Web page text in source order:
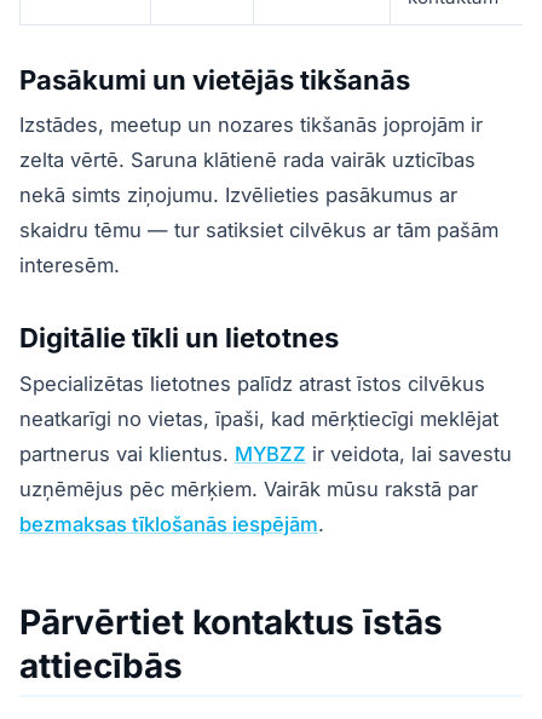
Pasākumi un vietējās tikšanās
Izstādes, meetup un nozares tikšanās joprojām ir
zelta vērtē. Saruna klātienē rada vairāk uzticības
nekā simts ziņojumu. Izvēlieties pasākumus ar
skaidru tēmu — tur satiksiet cilvēkus ar tām pašām
interesēm.
Digitālie tīkli un lietotnes
Specializētas lietotnes palīdz atrast īstos cilvēkus
neatkarīgi no vietas, īpaši, kad mērķtiecīgi meklējat
partnerus vai klientus. MYBZZ ir veidota, lai savestu
uzņēmējus pēc mērķiem. Vairāk mūsu rakstā par
bezmaksas tīklošanās iespējām.
Pārvērtiet kontaktus īstās
attiecībās